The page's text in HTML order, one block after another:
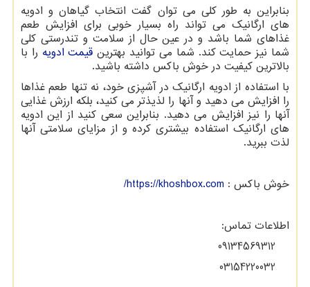
بنابراین به طور کلی می توان گفت انتخاب گیاهان و ادویه
های ارگانیک می تواند راه بسیار خوبی برای افزایش طعم
غذاهای شما باشد و در عین حال از سلامت و تندرستی کلی
شما نیز حمایت کند. شما می توانید بهترین قیمت ادویه را با
بالاترین کیفیت در خوش باکس داشته باشید.
با استفاده از ادویه ارگانیک در آشپزی خود، نه تنها طعم غذاها
را افزایش می دهید و آنها را لذیذتر می کنید، بلکه ارزش غذایی
آنها را نیز افزایش می دهید. بنابراین سعی کنید از این ادویه
های ارگانیک استفاده بیشتری کرده و از مزایای سلامتی آنها
لذت ببرید.
خوش باکس : https://khoshbox.com
/
اطلاعات تماس: